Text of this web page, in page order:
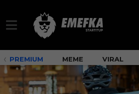
PREMIUM MEME VIRAL